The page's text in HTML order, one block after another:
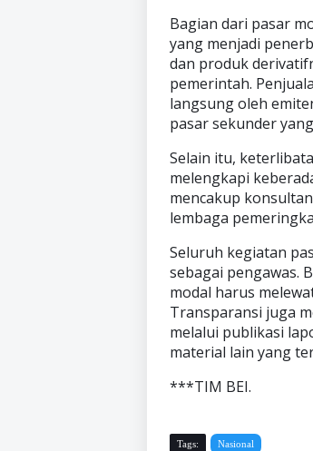
Bagian dari pasar
yang menjadi
dan produk
pemerintah.
langsung oleh
pasar sekunder
Selain itu,
melengkapi
mencakup
lembaga
Seluruh kegiatan
sebagai pengawas.
modal harus
Transparansi juga
melalui publikasi
material lain yang
***TIM BEI.
Tags: Nasional